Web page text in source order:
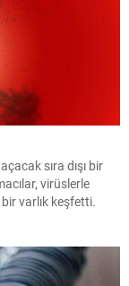
sıra dışı bir
virüslerle
varlık keşfetti.